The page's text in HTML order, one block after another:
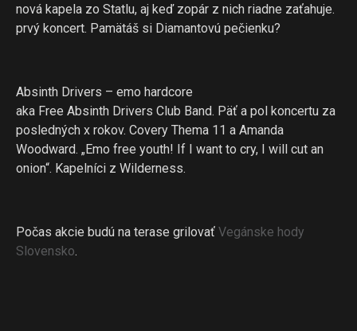
nová kapela zo Statlu, aj keď zopár z nich riadne zaťahuje.
prvý koncert. Pamätáš si Diamantovú pečienku?
Absinth Drivers – emo hardcore
aka Free Absinth Drivers Club Band. Päť a pol koncertu za
posledných x rokov. Covery Thema 11 a Amanda
Woodward. „Emo free youth! If I want to cry, I will cut an
onion“. Kapelníci z Wilderness.
Počas akcie budú na terase grilovať Vegánske hody
Slovensko.